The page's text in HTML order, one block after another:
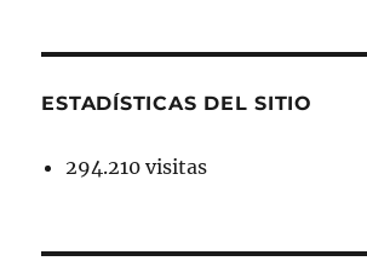
ESTADÍSTICAS DEL SITIO
294.210 visitas